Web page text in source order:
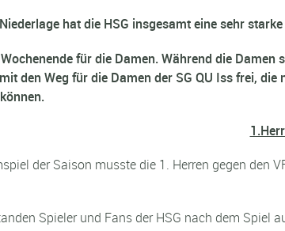
hat die HSG insgesamt eine sehr
für die Damen. Während die
den Weg für die Damen der SG QU Iss frei,
der Saison musste die 1. Herren gegen den
Spieler und Fans der HSG nach dem Spiel